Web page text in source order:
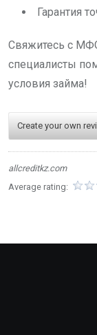
Гарантия
Свяжитесь с
специалисты
условия займа!
Create your own
allcreditkz.com
Average rating: